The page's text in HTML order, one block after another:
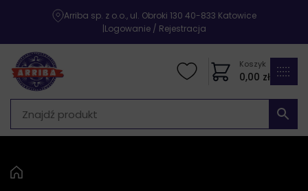
Arriba sp. z o.o., ul. Obroki 130 40-833 Katowice
|Logowanie / Rejestracja
Koszyk
0,00 zł